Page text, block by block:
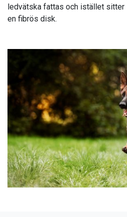
ledvätska fattas och istället sitter
en fibrös disk.